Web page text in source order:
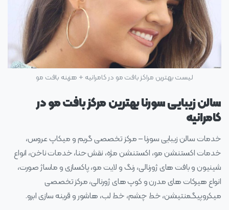
لیست بهترین مراکز بافت مو در کامرانیه + هزینه بافت مو
سالن زیبایی سورنا بهترین مرکز بافت مو در
کامرانیه
خدمات سالن زیبایی سورنا – مرکز تخصصی گریم و میکاپ عروس،
خدمات اکستنشن مو، اکستنشن مژه، نقش حنا، خدمات ناخن، انواع
شینیون و بافت های ژورنالی، رنگ و لایت مو، پاکسازی و ماساژ صورت،
انواع هیرکات های مدرن و کوپ های ژورنالی، مرکز تخصصی
میکروپیگمنتیشن، خط چشم، خط لب، هاشور و قرینه سازی ابرو.